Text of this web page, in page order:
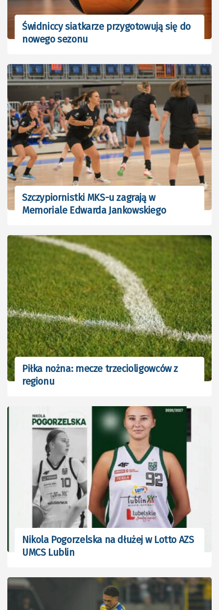
Świdniccy siatkarze przygotowują się do
nowego sezonu
Szczypiornistki MKS-u zagrają w
Memoriale Edwarda Jankowskiego
Piłka nożna: mecze trzecioligowców z
regionu
Nikola Pogorzelska na dłużej w Lotto AZS
UMCS Lublin